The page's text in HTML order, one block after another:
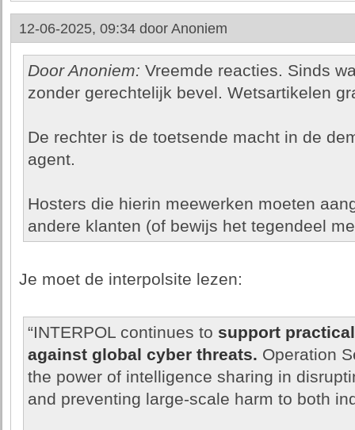
12-06-2025, 09:34 door Anoniem
Door Anoniem: Vreemde reacties. Sinds
zonder gerechtelijk bevel. Wetsartikelen
De rechter is de toetsende macht in de
agent.
Hosters die hierin meewerken moeten
andere klanten (of bewijs het tegendeel
Je moet de interpolsite lezen:
“INTERPOL continues to support
against global cyber threats. Operation
the power of intelligence sharing in
and preventing large-scale harm to both